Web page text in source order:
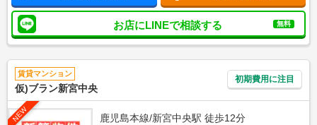
お店にLINEで相談する 無料
賃貸マンション
仮)ブラン新宮中央
初期費用に注目
NEW
鹿児島本線/新宮中央駅 徒歩12分